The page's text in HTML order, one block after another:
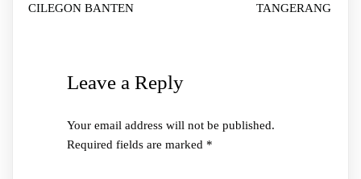
CILEGON BANTEN
TANGERANG
Leave a Reply
Your email address will not be published.
Required fields are marked *